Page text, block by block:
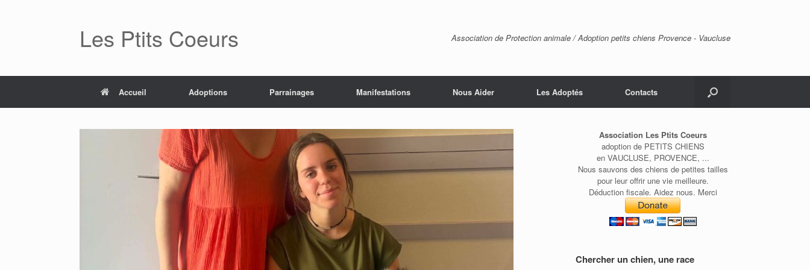
Les Ptits Coeurs Association de Protection animale / Adoption petits chiens Provence - Vaucluse
Accueil Adoptions Parrainages Manifestations Nous Aider Les Adoptés Contacts
Association Les Ptits Coeurs
adoption de PETITS CHIENS
en VAUCLUSE, PROVENCE, ...
Nous sauvons des chiens de petites tailles
pour leur offrir une vie meilleure.
Déduction fiscale. Aidez nous. Merci
Chercher un chien, une race